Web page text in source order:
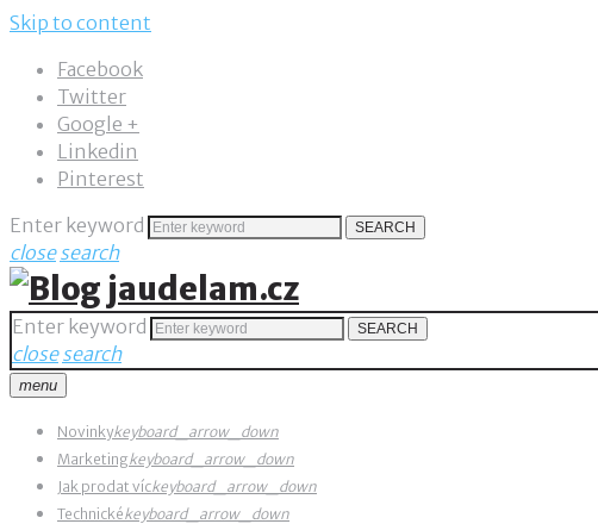
Skip to content
Facebook
Twitter
Google +
Linkedin
Pinterest
Enter keyword
SEARCH
close search
Enter keyword SEARCH
close search
menu
Novinkykeyboard_arrow_down
Marketingkeyboard_arrow_down
Jak prodat víckeyboard_arrow_down
Technickékeyboard_arrow_down